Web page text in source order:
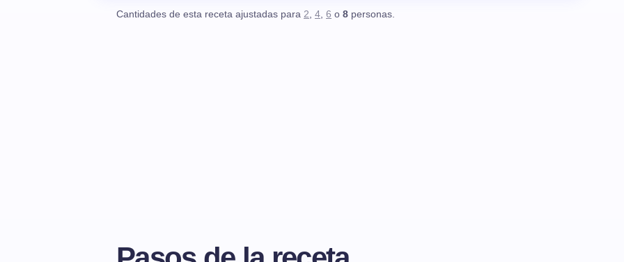
Cantidades de esta receta ajustadas para 2, 4, 6 o 8 personas.